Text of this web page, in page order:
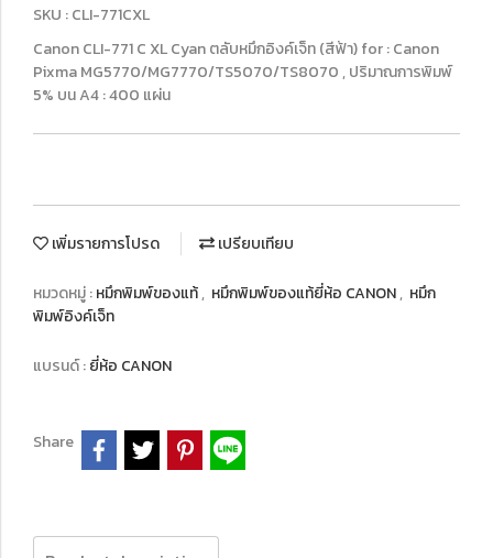
SKU : CLI-771CXL
Canon CLI-771 C XL Cyan ตลับหมึกอิงค์เจ็ท (สีฟ้า) for : Canon
Pixma MG5770/MG7770/TS5070/TS8070 , ปริมาณการพิมพ์
5% บน A4 : 400 แผ่น
เพิ่มรายการโปรด เปรียบเทียบ
หมวดหมู่ :หมึกพิมพ์ของแท้, หมึกพิมพ์ของแท้ยี่ห้อ CANON, หมึก
พิมพ์อิงค์เจ็ท
แบรนด์ :ยี่ห้อ CANON
Share